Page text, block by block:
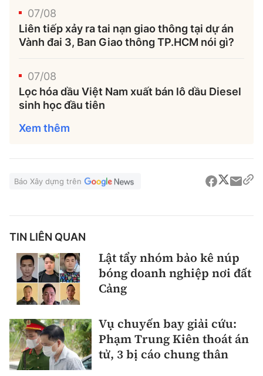
07/08
Liên tiếp xảy ra tai nạn giao thông tại dự án
Vành đai 3, Ban Giao thông TP.HCM nói gì?
07/08
Lọc hóa dầu Việt Nam xuất bán lô dầu Diesel
sinh học đầu tiên
Xem thêm
Báo Xây dựng trên
TIN LIÊN QUAN
Lật tẩy nhóm bảo kê núp
bóng doanh nghiệp nơi đất
Cảng
Vụ chuyến bay giải cứu:
Phạm Trung Kiên thoát án
tử, 3 bị cáo chung thân